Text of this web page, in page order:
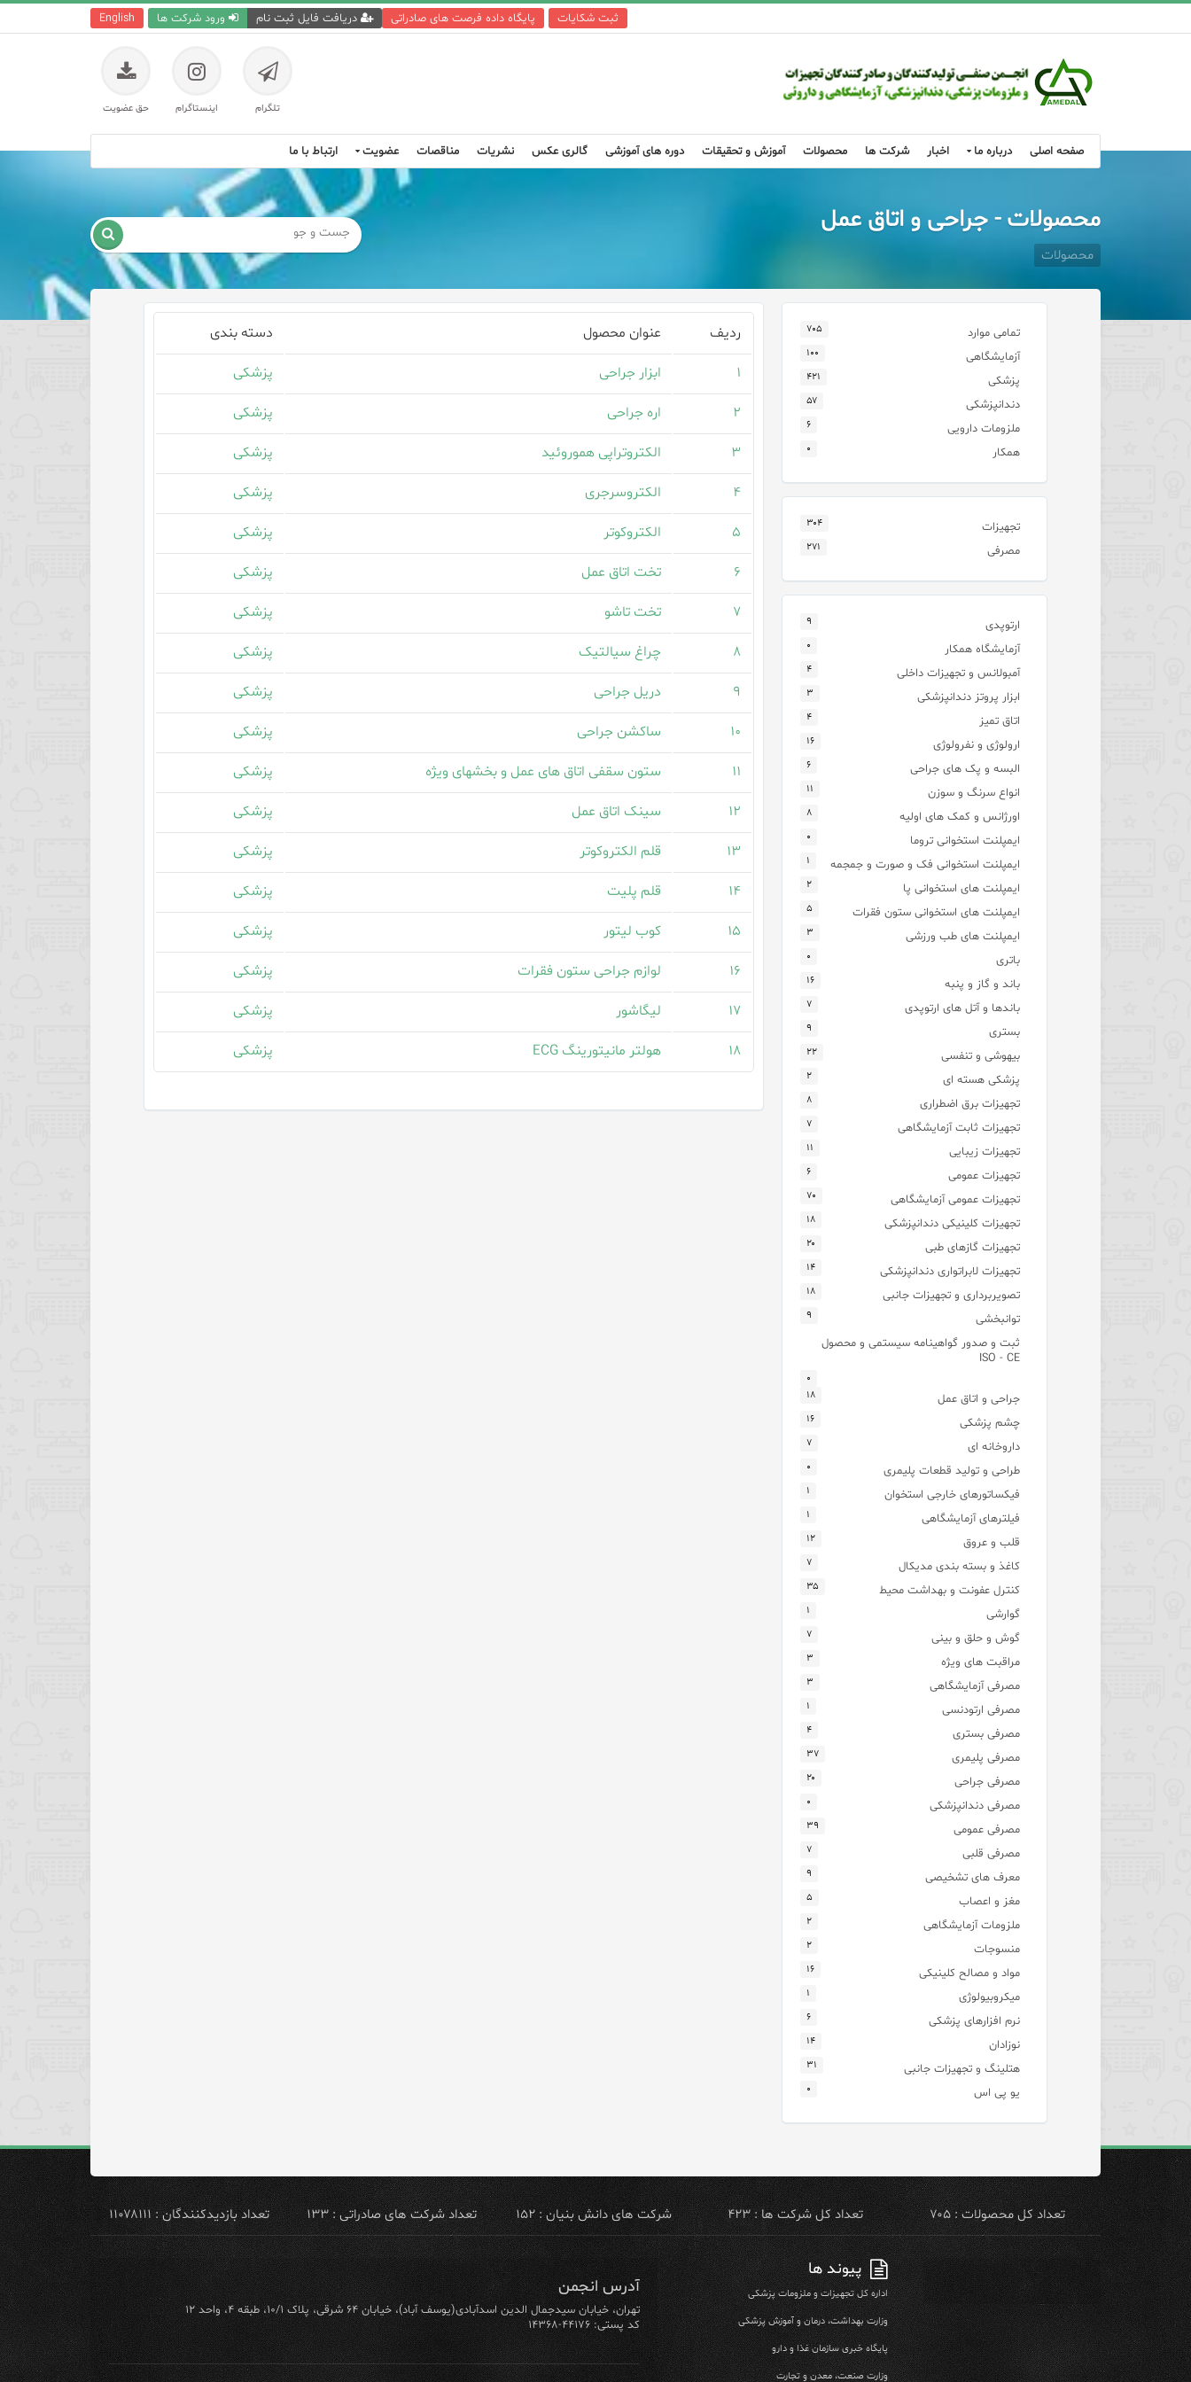
English ورود شرکت ها دریافت فایل ثبت نام پایگاه داده فرصت های صادراتی ثبت شکایات
تلگرام اینستاگرام حق عضویت
صفحه اصلی درباره ما اخبار شرکت ها محصولات آموزش و تحقیقات دوره های آموزشی گالری عکس نشریات مناقصات عضویت ارتباط با ما
محصولات - جراحی و اتاق عمل
محصولات

ردیف عنوان محصول دسته بندی
۱ ابزار جراحی پزشکی
۲ اره جراحی پزشکی
۳ الکتروتراپی هموروئید پزشکی
۴ الکتروسرجری پزشکی
۵ الکتروکوتر پزشکی
۶ تخت اتاق عمل پزشکی
۷ تخت تاشو پزشکی
۸ چراغ سیالتیک پزشکی
۹ دریل جراحی پزشکی
۱۰ ساکشن جراحی پزشکی
۱۱ ستون سقفی اتاق های عمل و بخشهای ویژه پزشکی
۱۲ سینک اتاق عمل پزشکی
۱۳ قلم الکتروکوتر پزشکی
۱۴ قلم پلیت پزشکی
۱۵ کوب لیتور پزشکی
۱۶ لوازم جراحی ستون فقرات پزشکی
۱۷ لیگاشور پزشکی
۱۸ هولتر مانیتورینگ ECG پزشکی
تمامی موارد ۷۰۵
آزمایشگاهی ۱۰۰
پزشکی ۴۲۱
دندانپزشکی ۵۷
ملزومات دارویی ۶
همکار ۰
تجهیزات ۳۰۴
مصرفی ۲۷۱
ارتوپدی ۹
آزمایشگاه همکار ۰
آمبولانس و تجهیزات داخلی ۴
ابزار پروتز دندانپزشکی ۳
اتاق تمیز ۴
ارولوژی و نفرولوژی ۱۶
البسه و پک های جراحی ۶
انواع سرنگ و سوزن ۱۱
اورژانس و کمک های اولیه ۸
ایمپلنت استخوانی تروما ۰
ایمپلنت استخوانی فک و صورت و جمجمه ۱
ایمپلنت های استخوانی پا ۲
ایمپلنت های استخوانی ستون فقرات ۵
ایمپلنت های طب ورزشی ۳
باتری ۰
باند و گاز و پنبه ۱۶
باندها و آتل های ارتوپدی ۷
بستری ۹
بیهوشی و تنفسی ۲۲
پزشکی هسته ای ۲
تجهیزات برق اضطراری ۸
تجهیزات ثابت آزمایشگاهی ۷
تجهیزات زیبایی ۱۱
تجهیزات عمومی ۶
تجهیزات عمومی آزمایشگاهی ۷۰
تجهیزات کلینیکی دندانپزشکی ۱۸
تجهیزات گازهای طبی ۲۰
تجهیزات لابراتواری دندانپزشکی ۱۴
تصویربرداری و تجهیزات جانبی ۱۸
توانبخشی ۹
ثبت و صدور گواهینامه سیستمی و محصول
ISO - CE
۰
جراحی و اتاق عمل ۱۸
چشم پزشکی ۱۶
داروخانه ای ۷
طراحی و تولید قطعات پلیمری ۰
فیکساتورهای خارجی استخوان ۱
فیلترهای آزمایشگاهی ۱
قلب و عروق ۱۲
کاغذ و بسته بندی مدیکال ۷
کنترل عفونت و بهداشت محیط ۳۵
گوارشی ۱
گوش و حلق و بینی ۷
مراقبت های ویژه ۳
مصرفی آزمایشگاهی ۳
مصرفی ارتودنسی ۱
مصرفی بستری ۴
مصرفی پلیمری ۳۷
مصرفی جراحی ۲۰
مصرفی دندانپزشکی ۰
مصرفی عمومی ۳۹
مصرفی قلبی ۷
معرف های تشخیصی ۹
مغز و اعصاب ۵
ملزومات آزمایشگاهی ۲
منسوجات ۲
مواد و مصالح کلینیکی ۱۶
میکروبیولوژی ۱
نرم افزارهای پزشکی ۶
نوزادان ۱۴
هتلینگ و تجهیزات جانبی ۳۱
یو پی اس ۰
تعداد کل محصولات : ۷۰۵ تعداد کل شرکت ها : ۴۲۳ شرکت های دانش بنیان : ۱۵۲ تعداد شرکت های صادراتی : ۱۳۳ تعداد بازدیدکنندگان : ۱۱۰۷۸۱۱۱
پیوند ها
اداره کل تجهیزات و ملزومات پزشکی
وزارت بهداشت، درمان و آموزش پزشکی
پایگاه خبری سازمان غذا و دارو
وزارت صنعت، معدن و تجارت
آدرس انجمن
تهران، خیابان سیدجمال الدین اسدآبادی(یوسف آباد)، خیابان ۶۴ شرقی، پلاک ۱۰/۱، طبقه ۴، واحد ۱۲
کد پستی: ۴۴۱۷۶-۱۴۳۶۸